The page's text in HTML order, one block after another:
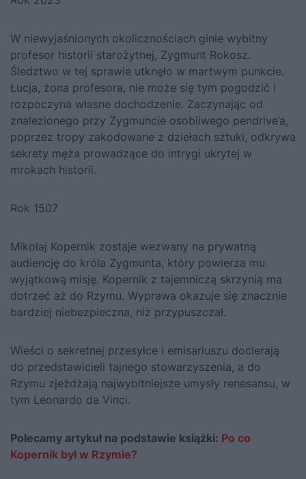
W niewyjaśnionych okolicznościach ginie wybitny
profesor historii starożytnej, Zygmunt Rokosz.
Śledztwo w tej sprawie utknęło w martwym punkcie.
Łucja, żona profesora, nie może się tym pogodzić i
rozpoczyna własne dochodzenie. Zaczynając od
znalezionego przy Zygmuncie osobliwego pendrive’a,
poprzez tropy zakodowane z dziełach sztuki, odkrywa
sekrety męża prowadzące do intrygi ukrytej w
mrokach historii.
Rok 1507
Mikołaj Kopernik zostaje wezwany na prywatną
audiencję do króla Zygmunta, który powierza mu
wyjątkową misję. Kopernik z tajemniczą skrzynią ma
dotrzeć aż do Rzymu. Wyprawa okazuje się znacznie
bardziej niebezpieczna, niż przypuszczał.
Wieści o sekretnej przesyłce i emisariuszu docierają
do przedstawicieli tajnego stowarzyszenia, a do
Rzymu zjeżdżają najwybitniejsze umysły renesansu, w
tym Leonardo da Vinci.
Polecamy artykuł na podstawie książki: Po co
Kopernik był w Rzymie?